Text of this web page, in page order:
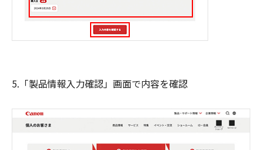
5.「製品情報入力確認」画面で内容を確認